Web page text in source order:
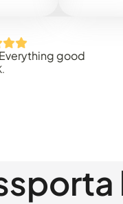
good